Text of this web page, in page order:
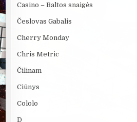
Casino – Baltos snaigės
Česlovas Gabalis
Cherry Monday
Chris Metric
Čilinam
Ciūnys
Cololo
D